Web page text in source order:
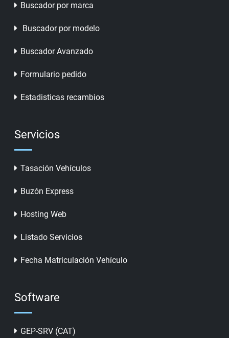
Buscador por marca
Buscador por modelo
Buscador Avanzado
Formulario pedido
Estadisticas recambios
Servicios
Tasación Vehículos
Buzón Express
Hosting Web
Listado Servicios
Fecha Matriculación Vehículo
Software
GEP-SRV (CAT)